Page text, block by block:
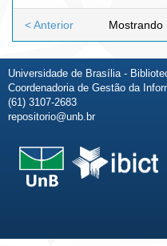
Mostrando
< Anterior
Universidade de Brasília -
Coordenadoria de Gestão da
(61) 3107-2683
repositorio@unb.br